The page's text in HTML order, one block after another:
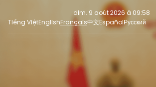
dim. 9 août 2026 à 09:58
Tiếng ViệtEnglishFrançais中文EspañolРусский